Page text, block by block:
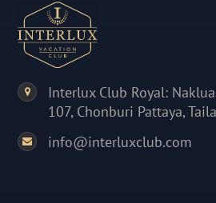
Interlux Club Royal:
107, Chonburi Pattaya,
info@interluxclub.com